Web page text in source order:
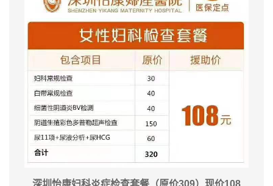
深圳怡康妇科炎症检查套餐（原价309）现价108